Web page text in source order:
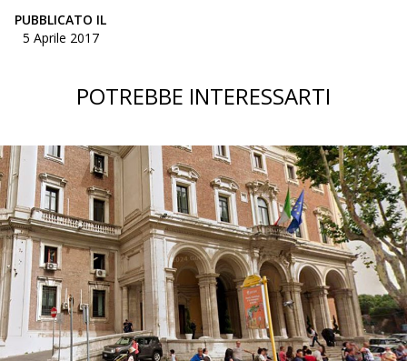
PUBBLICATO IL
5 Aprile 2017
POTREBBE INTERESSARTI